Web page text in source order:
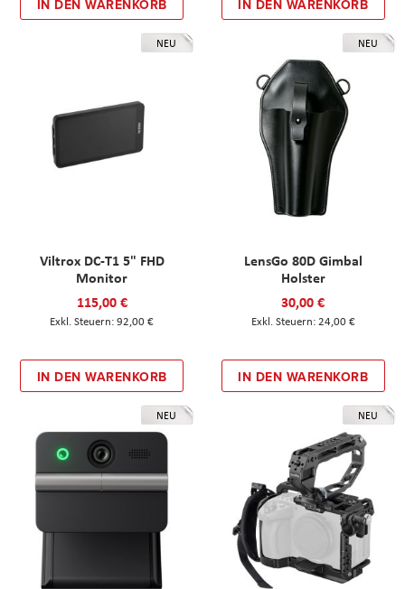
IN DEN WARENKORB IN DEN WARENKORB
NEU
Viltrox DC-T1 5" FHD
Monitor
115,00 €
92,00 €
IN DEN WARENKORB
NEU
LensGo 80D Gimbal
Holster
30,00 €
24,00 €
IN DEN WARENKORB
NEU NEU